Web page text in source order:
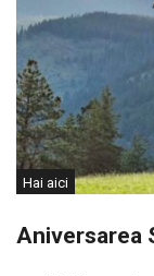
Hai aici
Aniversarea